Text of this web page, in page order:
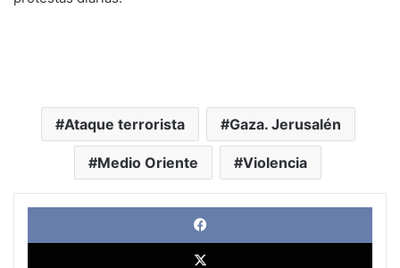
Ataque terrorista Gaza. Jerusalén
Medio Oriente Violencia
X